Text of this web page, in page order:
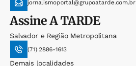
jornalismoportal@grupoatarde.com.br
AssineA TARDE
Salvador e Região Metropolitana
(71) 2886-1613
Demais localidades